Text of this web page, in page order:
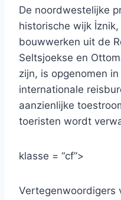
De noordwestelijke
historische wijk
bouwwerken uit de
Seltsjoekse en
zijn, is opgenomen
internationale
aanzienlijke
toeristen wordt
klasse = “cf”>
Vertegenwoordigers